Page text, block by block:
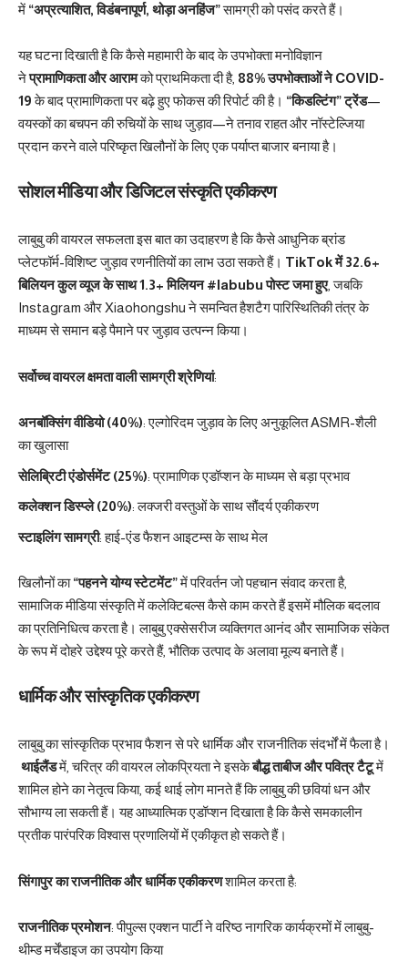
में “अप्रत्याशित, विडंबनापूर्ण, थोड़ा अनहिंज”सामग्री को पसंद करते हैं।
यह घटना दिखाती है कि कैसे महामारी के बाद के उपभोक्ता मनोविज्ञान
नेप्रामाणिकता और आरामको प्राथमिकता दी है, 88% उपभोक्ताओं ने COVID-
19के बाद प्रामाणिकता पर बढ़े हुए फोकस की रिपोर्ट की है। “किडल्टिंग” ट्रेंड—
वयस्कों का बचपन की रुचियों के साथ जुड़ाव—ने तनाव राहत और नॉस्टेल्जिया
प्रदान करने वाले परिष्कृत खिलौनों के लिए एक पर्याप्त बाजार बनाया है।
सोशल मीडिया और डिजिटल संस्कृति एकीकरण
लाबुबु की वायरल सफलता इस बात का उदाहरण है कि कैसे आधुनिक ब्रांड
प्लेटफॉर्म-विशिष्ट जुड़ाव रणनीतियों का लाभ उठा सकते हैं। TikTok में 32.6+
बिलियन कुल व्यूज के साथ 1.3+ मिलियन #labubu पोस्ट जमा हुए, जबकि
Instagram और Xiaohongshu ने समन्वित हैशटैग पारिस्थितिकी तंत्र के
माध्यम से समान बड़े पैमाने पर जुड़ाव उत्पन्न किया।
सर्वोच्च वायरल क्षमता वाली सामग्री श्रेणियां:
अनबॉक्सिंग वीडियो (40%): एल्गोरिदम जुड़ाव के लिए अनुकूलित ASMR-शैली
का खुलासा
सेलिब्रिटी एंडोर्समेंट (25%): प्रामाणिक एडॉप्शन के माध्यम से बड़ा प्रभाव
कलेक्शन डिस्प्ले (20%): लक्जरी वस्तुओं के साथ सौंदर्य एकीकरण
स्टाइलिंग सामग्री: हाई-एंड फैशन आइटम्स के साथ मेल
खिलौनों का“पहनने योग्य स्टेटमेंट”में परिवर्तन जो पहचान संवाद करता है,
सामाजिक मीडिया संस्कृति में कलेक्टिबल्स कैसे काम करते हैं इसमें मौलिक बदलाव
का प्रतिनिधित्व करता है। लाबुबु एक्सेसरीज व्यक्तिगत आनंद और सामाजिक संकेत
के रूप में दोहरे उद्देश्य पूरे करते हैं, भौतिक उत्पाद के अलावा मूल्य बनाते हैं।
धार्मिक और सांस्कृतिक एकीकरण
लाबुबु का सांस्कृतिक प्रभाव फैशन से परे धार्मिक और राजनीतिक संदर्भों में फैला है।
थाईलैंडमें, चरित्र की वायरल लोकप्रियता ने इसकेबौद्ध ताबीज और पवित्र टैटूमें
शामिल होने का नेतृत्व किया, कई थाई लोग मानते हैं कि लाबुबु की छवियां धन और
सौभाग्य ला सकती हैं। यह आध्यात्मिक एडॉप्शन दिखाता है कि कैसे समकालीन
प्रतीक पारंपरिक विश्वास प्रणालियों में एकीकृत हो सकते हैं।
सिंगापुर का राजनीतिक और धार्मिक एकीकरणशामिल करता है:
राजनीतिक प्रमोशन: पीपुल्स एक्शन पार्टी ने वरिष्ठ नागरिक कार्यक्रमों में लाबुबु-
थीम्ड मर्चेंडाइज का उपयोग किया